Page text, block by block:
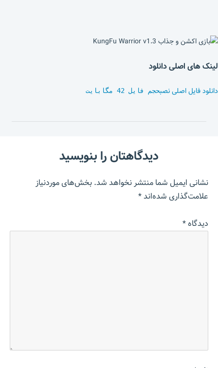
لینک های اصلی دانلود
دانلود فایل اصلی نصبحجم فایل 42 مگابایت
دیدگاهتان را بنویسید
نشانی ایمیل شما منتشر نخواهد شد.بخش‌های موردنیاز
علامت‌گذاری شده‌اند*
دیدگاه*